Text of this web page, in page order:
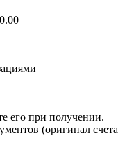
его при получении.
(оригинал